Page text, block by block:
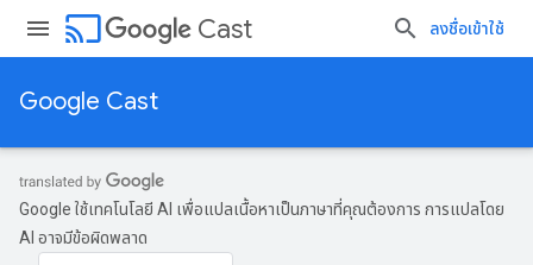
cast Cast ลงชื่อเข้าใช้
Google Cast
Google ใช้เทคโนโลยี AI เพื่อแปลเนื้อหาเป็นภาษาที่คุณต้องการ การแปลโดย
AI อาจมีข้อผิดพลาด